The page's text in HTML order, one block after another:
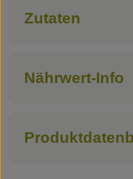
Zutaten
Nährwert-Info